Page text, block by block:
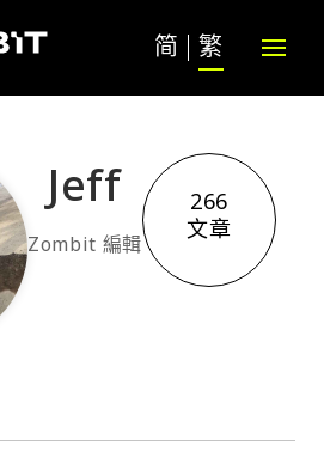
简 繁
Jeff
Zombit 編輯
266
文章